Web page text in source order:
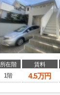
所在階 賃料
1階
4.5万円